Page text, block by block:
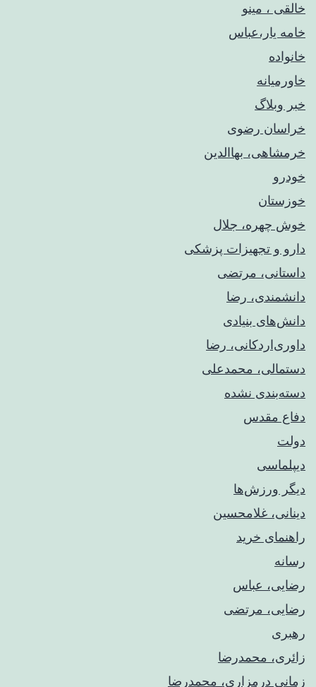
خالقی ، مینو
خامه یار،عباس
خانواده
خاورمیانه
خبر وبلاگ
خراسان رضوی
خرمشاهی، بهاالدین
خودرو
خوزستان
خوش چهره، جلال
دارو و تجهیزات پزشکی
داستانی، مرتضی
دانشمندی، رضا
دانش‌های بنیادی
داوری‌اردکانی، رضا
دستمالی، محمدعلی
دسته‌بندی نشده
دفاع مقدس
دولت
دیپلماسی
دیگر ورزش‌ها
دینانی، غلامحسین
راهنمای خريد
رسانه
رضایی، عباس
رضایی، مرتضی
رهبری
زائری، محمدرضا
زمانی درمزاری، محمدرضا